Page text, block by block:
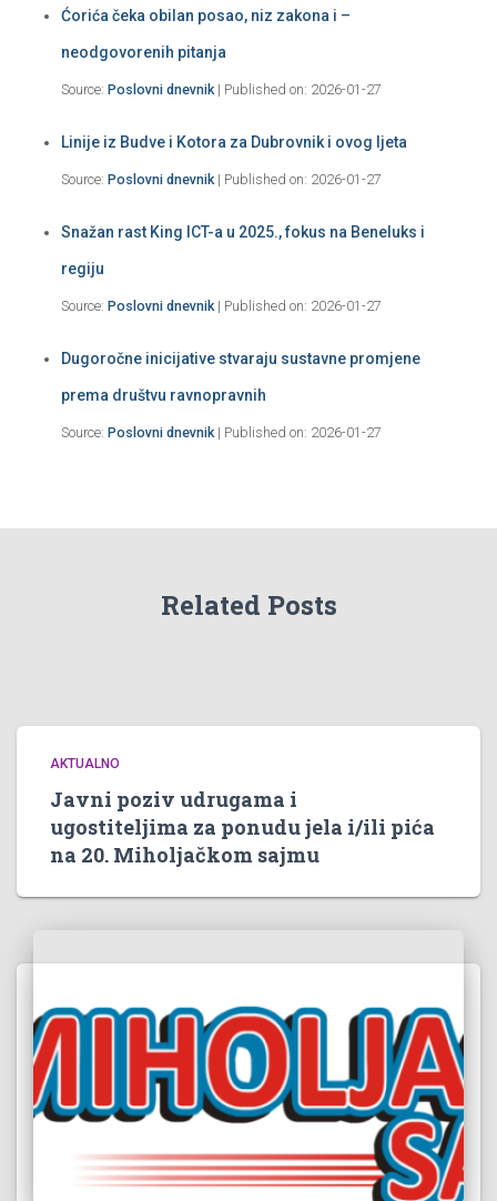
Ćorića čeka obilan posao, niz zakona i –
neodgovorenih pitanja
Source: Poslovni dnevnik Published on: 2026-01-27
Linije iz Budve i Kotora za Dubrovnik i ovog ljeta
Source: Poslovni dnevnik Published on: 2026-01-27
Snažan rast King ICT-a u 2025., fokus na Beneluks i
regiju
Source: Poslovni dnevnik Published on: 2026-01-27
Dugoročne inicijative stvaraju sustavne promjene
prema društvu ravnopravnih
Source: Poslovni dnevnik Published on: 2026-01-27
Related Posts
AKTUALNO
Javni poziv udrugama i
ugostiteljima za ponudu jela i/ili pića
na 20. Miholjačkom sajmu